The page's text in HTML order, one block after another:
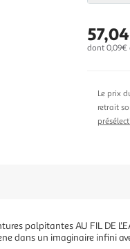
dont 0,09€
Le prix
retrait
palpitantes AU FIL DE
dans un imaginaire infini